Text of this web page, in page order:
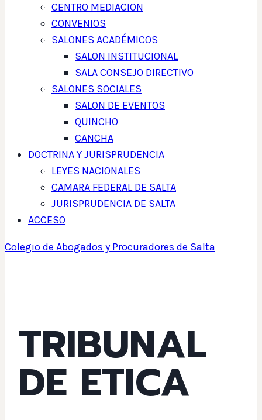
CENTRO MEDIACION
CONVENIOS
SALONES ACADÉMICOS
SALON INSTITUCIONAL
SALA CONSEJO DIRECTIVO
SALONES SOCIALES
SALON DE EVENTOS
QUINCHO
CANCHA
DOCTRINA Y JURISPRUDENCIA
LEYES NACIONALES
CAMARA FEDERAL DE SALTA
JURISPRUDENCIA DE SALTA
ACCESO
Colegio de Abogados y Procuradores de Salta
TRIBUNAL
DE ETICA